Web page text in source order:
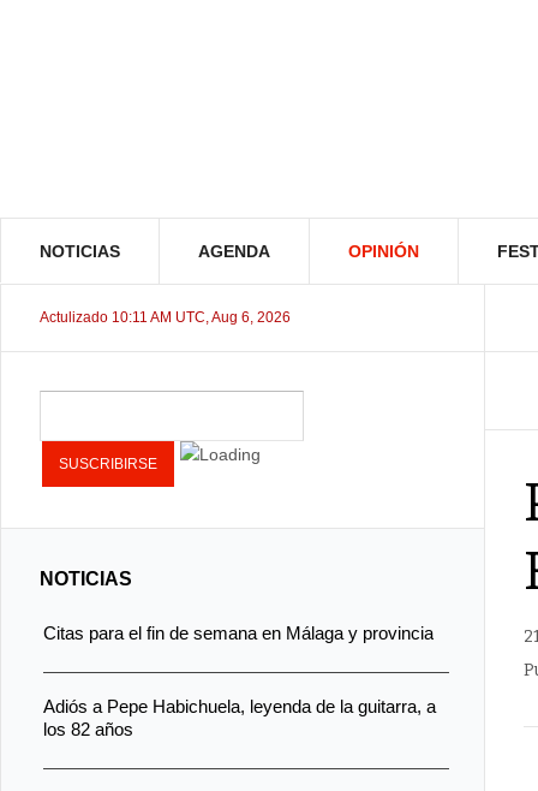
NOTICIAS AGENDA OPINIÓN
Actulizado 10:11 AM UTC, Aug 6, 2026
NOTICIAS
Citas para el fin de semana en Málaga y provincia
Adiós a Pepe Habichuela, leyenda de la guitarra, a
los 82 años